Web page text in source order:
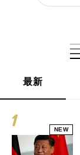
最新
NEW